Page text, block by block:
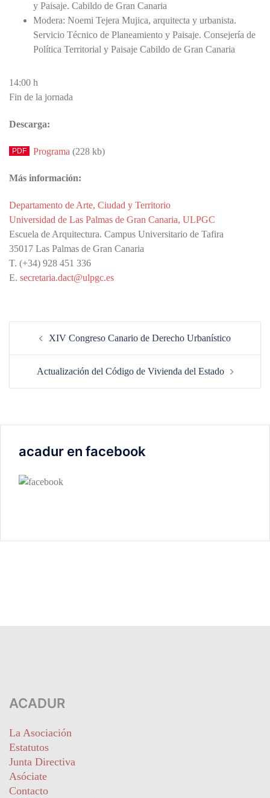
y Paisaje. Cabildo de Gran Canaria
Modera: Noemi Tejera Mujica, arquitecta y urbanista.
Servicio Técnico de Planeamiento y Paisaje. Consejería de
Política Territorial y Paisaje Cabildo de Gran Canaria
14:00 h
Fin de la jornada
Descarga:
Programa (228 kb)
Más información:
Departamento de Arte, Ciudad y Territorio
Universidad de Las Palmas de Gran Canaria, ULPGC
Escuela de Arquitectura. Campus Universitario de Tafira
35017 Las Palmas de Gran Canaria
T. (+34) 928 451 336
E. secretaria.dact@ulpgc.es
XIV Congreso Canario de Derecho Urbanístico
Actualización del Código de Vivienda del Estado
acadur en facebook
ACADUR
La Asociación
Estatutos
Junta Directiva
Asóciate
Contacto